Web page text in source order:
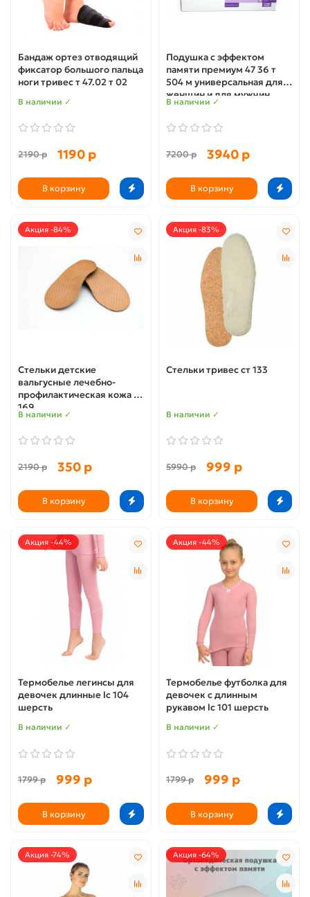
Бандаж ортез отводящий
фиксатор большого пальца
ноги тривес т 47.02 т 02
В наличии ✓
2190 р 1190 р
В корзину
Подушка с эффектом
памяти премиум 47 36 т
504 м универсальная для
женщин и для мужчин
В наличии ✓
7200 р 3940 р
В корзину
Акция -84%
Стельки детские
вальгусные лечебно-
профилактическая кожа ст
169
В наличии ✓
2190 р 350 р
В корзину
Акция -83%
Стельки тривес ст 133
В наличии ✓
5990 р 999 р
В корзину
Акция -44%
Термобелье легинсы для
девочек длинные lc 104
шерсть
В наличии ✓
1799 р 999 р
В корзину
Акция -44%
Термобелье футболка для
девочек с длинным
рукавом lc 101 шерсть
В наличии ✓
1799 р 999 р
В корзину
Акция -74% Акция -64%